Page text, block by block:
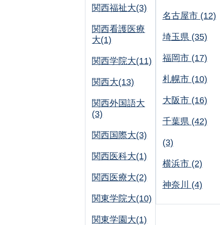
関西福祉大(3)
関西看護医療
大(1)
関西学院大(11)
関西大(13)
関西外国語大
(3)
関西国際大(3)
関西医科大(1)
関西医療大(2)
関東学院大(10)
関東学園大(1)
名古屋市 (12)
埼玉県 (35)
福岡市 (17)
札幌市 (10)
大阪市 (16)
千葉県 (42)
(3)
横浜市 (2)
神奈川 (4)